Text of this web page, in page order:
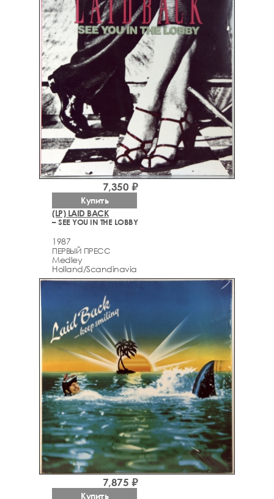
(LP) LAID BACK
– SEE YOU IN THE LOBBY
1987
ПЕРВЫЙ ПРЕСС
Medley
Holland/Scandinavia
7,350 ₽
Купить
7,875 ₽
Купить